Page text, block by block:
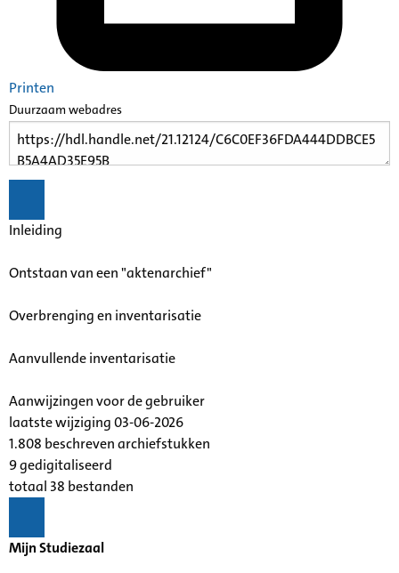
Printen
Duurzaam webadres
Inleiding
Ontstaan van een "aktenarchief"
Overbrenging en inventarisatie
Aanvullende inventarisatie
Aanwijzingen voor de gebruiker
laatste wijziging 03-06-2026
1.808 beschreven archiefstukken
9 gedigitaliseerd
totaal 38 bestanden
Mijn Studiezaal